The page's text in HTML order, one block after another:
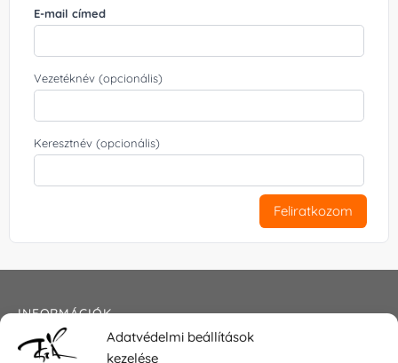
Adatvédelmi beállítások
kezelése
E-mail címed
Vezetéknév (opcionális)
Keresztnév (opcionális)
Feliratkozom
INFORMÁCIÓK
Általános szerződési feltételek